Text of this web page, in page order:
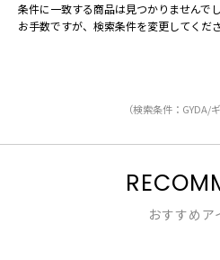
条件に一致する商品は見つかりませんでし
お手数ですが、検索条件を変更してくださ
（検索条件：GYDA/
おすすめア